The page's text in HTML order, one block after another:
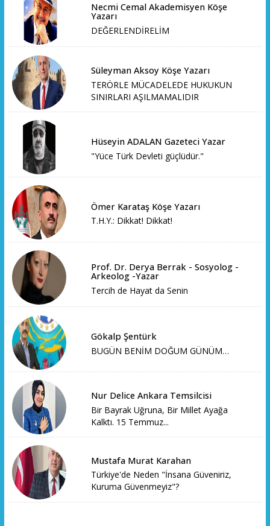
Necmi Cemal Akademisyen Köşe
Yazarı
DEĞERLENDİRELİM
Süleyman Aksoy Köşe Yazarı
TERÖRLE MÜCADELEDE HUKUKUN
SINIRLARI AŞILMAMALIDIR
Hüseyin ADALAN Gazeteci Yazar
"Yüce Türk Devleti güçlüdür."
Ömer Karataş Köşe Yazarı
T.H.Y.: Dikkat! Dikkat!
Prof. Dr. Derya Berrak - Sosyolog -
Arkeolog -Yazar
Tercih de Hayat da Senin
Gökalp Şentürk
BUGÜN BENİM DOĞUM GÜNÜM…
Nur Delice Ankara Temsilcisi
Bir Bayrak Uğruna, Bir Millet Ayağa
Kalktı. 15 Temmuz...
Mustafa Murat Karahan
Türkiye'de Neden "İnsana Güveniriz,
Kuruma Güvenmeyiz"?